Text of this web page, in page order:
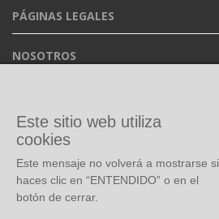
PÁGINAS LEGALES
NOSOTROS
ETIQUETAS POPULARES
Este sitio web utiliza
cookies
Este mensaje no volverá a mostrarse si
haces clic en “ENTENDIDO” o en el
botón de cerrar.